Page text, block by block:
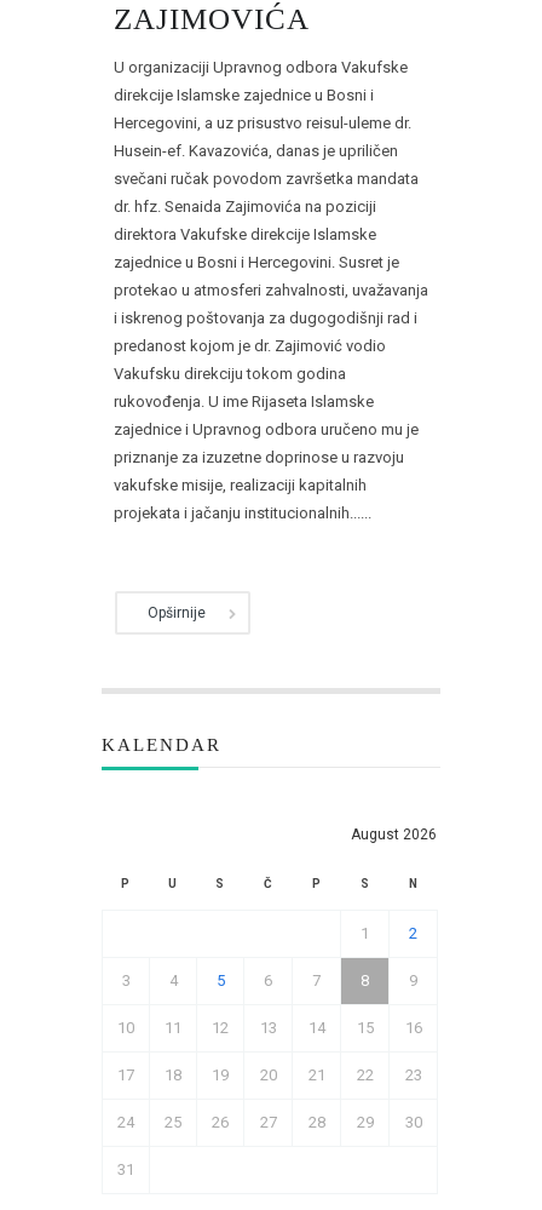
ZAJIMOVIĆA
U organizaciji Upravnog odbora Vakufske
direkcije Islamske zajednice u Bosni i
Hercegovini, a uz prisustvo reisul-uleme dr.
Husein-ef. Kavazovića, danas je upriličen
svečani ručak povodom završetka mandata
dr. hfz. Senaida Zajimovića na poziciji
direktora Vakufske direkcije Islamske
zajednice u Bosni i Hercegovini. Susret je
protekao u atmosferi zahvalnosti, uvažavanja
i iskrenog poštovanja za dugogodišnji rad i
predanost kojom je dr. Zajimović vodio
Vakufsku direkciju tokom godina
rukovođenja. U ime Rijaseta Islamske
zajednice i Upravnog odbora uručeno mu je
priznanje za izuzetne doprinose u razvoju
vakufske misije, realizaciji kapitalnih
projekata i jačanju institucionalnih......
Opširnije
KALENDAR
August 2026
P U S Č P S N
1 2
3 4 5 6 7 8 9
10 11 12 13 14 15 16
17 18 19 20 21 22 23
24 25 26 27 28 29 30
31